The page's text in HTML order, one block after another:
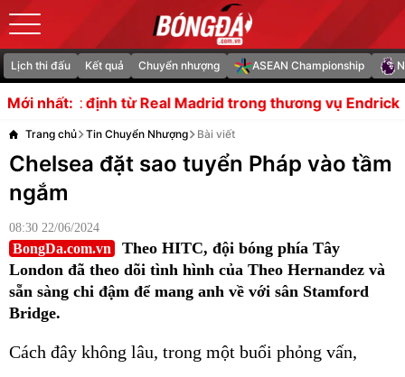
Lịch thi đấu Kết quả Chuyển nhượng ASEAN Championship
Mới nhất:
Madrid trong thương vụ Endrick MU dừng kế hoạch
Trang chủ Tin Chuyển Nhượng Bài viết
Chelsea đặt sao tuyển Pháp vào tầm
ngắm
08:30 22/06/2024
BongDa.com.vn
Theo HITC, đội bóng phía Tây
London đã theo dõi tình hình của Theo Hernandez và
sẵn sàng chi đậm để mang anh về với sân Stamford
Bridge.
Cách đây không lâu, trong một buổi phỏng vấn,